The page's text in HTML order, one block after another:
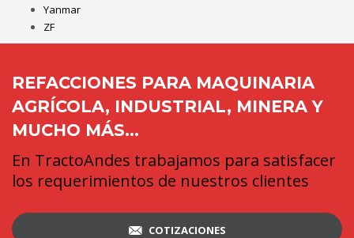
Yanmar
ZF
REFACCIONES PARA MAQUINARIA
AGRÍCOLA, INDUSTRIAL, MINERA Y
MUCHO MÁS...
En TractoAndes trabajamos para satisfacer
los requerimientos de nuestros clientes
COTIZACIONES